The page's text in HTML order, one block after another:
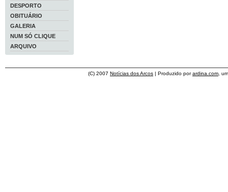
DESPORTO
OBITUÁRIO
GALERIA
NUM SÓ CLIQUE
ARQUIVO
(C) 2007 Notícias dos Arcos | Produzido porardina.com ,